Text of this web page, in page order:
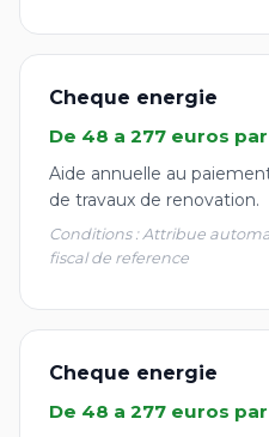
Cheque energie
De 48 a 277 euros
Aide annuelle au
de travaux de renovation.
Conditions : Attribue
fiscal de reference
Cheque energie
De 48 a 277 euros